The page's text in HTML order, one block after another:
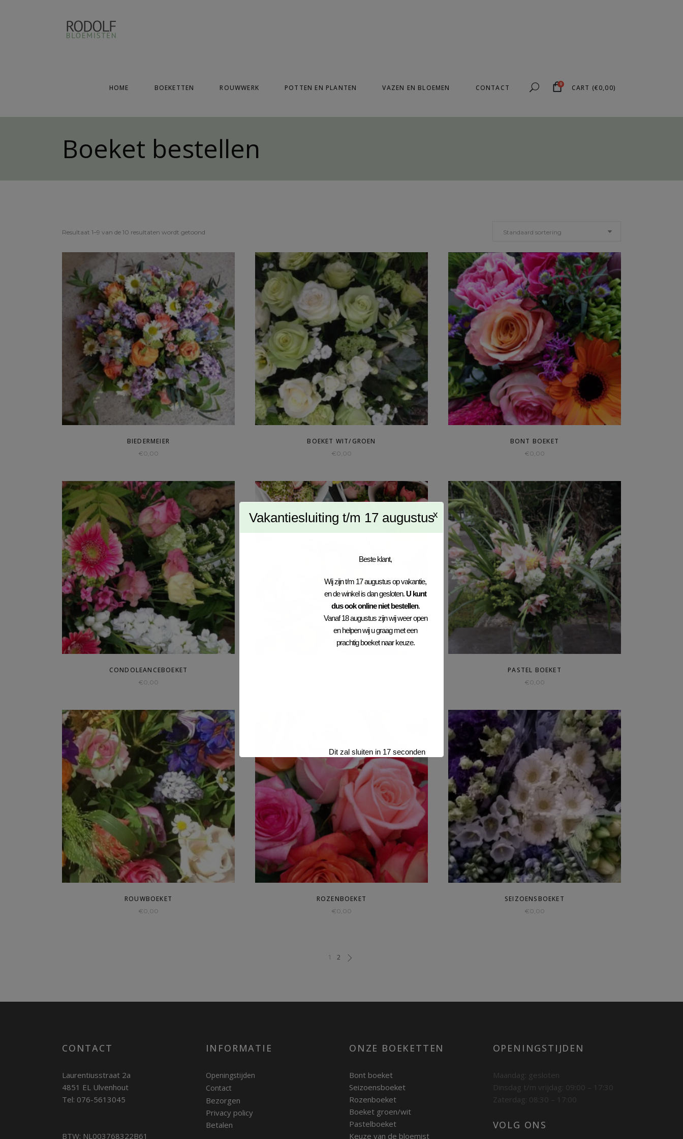
HOME BOEKETTEN ROUWWERK POTTEN EN PLANTEN VAZEN EN BLOEMEN CONTACT 0 CART (€0,00)
Boeket bestellen
Resultaat 1–9 van de 10 resultaten wordt getoond Standaard sortering
BIEDERMEIER
€ 0,00
BOEKET WIT/GROEN
€ 0,00
BONT BOEKET
€ 0,00
CONDOLEANCEBOEKET
€ 0,00
PASTEL BOEKET
€ 0,00
ROUWBOEKET
€ 0,00
ROZENBOEKET
€ 0,00
SEIZOENSBOEKET
€ 0,00
1 2
CONTACT
Laurentiusstraat 2a
4851 EL Ulvenhout
Tel: 076-5613045
BTW: NL003768322B61
INFORMATIE
Openingstijden
Contact
Bezorgen
Privacy policy
Betalen
ONZE BOEKETTEN
Bont boeket
Seizoensboeket
Rozenboeket
Boeket groen/wit
Pastelboeket
Keuze van de bloemist
OPENINGSTIJDEN
Maandag: gesloten
Dinsdag t/m vrijdag: 09:00 – 17:30
Zaterdag: 08:30 – 17:00
VOLG ONS
Vakantiesluiting t/m 17 augustusx
Beste klant,
Wij zijn t/m 17 augustus op vakantie,
en de winkel is dan gesloten.U kunt
dus ook online niet bestellen.
Vanaf 18 augustus zijn wij weer open
en helpen wij u graag met een
prachtig boeket naar keuze.
Dit zal sluiten in 16 seconden